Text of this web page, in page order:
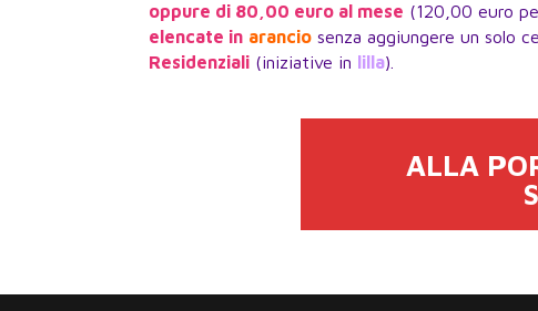
oppure di 80,00 euro al mese (120,00 euro
elencate in arancio senza aggiungere un solo
Residenziali (iniziative in lilla).
ALLA